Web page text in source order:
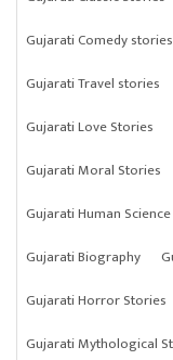
Gujarati Comedy stories
Gujarati Travel stories
Gujarati Love Stories
Gujarati Moral Stories
Gujarati Human Science
Gujarati Biography
Gujarati Horror Stories
Gujarati Mythological